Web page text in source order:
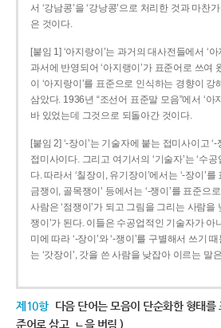
서 ‘강남콩’을 ‘강낭콩’으로 처리한 것과 마찬
은 것이다.
[붙임 1] ‘아지랑이’는 과거의 대사전들에서 ‘
과서에 반영되어 ‘아지랭이’가 표준어로 쓰여
이 ‘아지랑이’를 표준으로 인식하는 경향이 강
삼았다. 1936년 “조선어 표준말 모음”에서 ‘아
바 있었는데 그것으로 되돌아간 것이다.
[붙임 2] ‘-장이’는 기술자에 붙는 접미사이고
접미사이다. 그리고 여기서의 ‘기술자’는 ‘수
다. 따라서 ‘칠장이, 유기장이’에서는 ‘-장이’
금쟁이, 골목쟁이’ 등에서는 ‘-쟁이’를 표준으
사람은 ‘점쟁이’가 되고 그림을 그리는 사람을
쟁이’가 된다. 이들은 수공업적인 기술자가 아
미에 따라 ‘-장이’와 ‘-쟁이’를 구별해서 쓰기
는 ‘갓장이’, 갓을 쓴 사람을 낮잡아 이르는 말
제10항 다음 단어는 모음이 단순화한 형태를
준어로 삼고, ㄴ을 버림.)